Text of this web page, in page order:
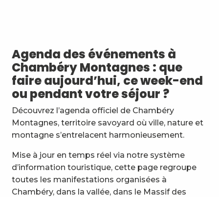
Atelier Baumes et plantes sauvages
Les Noces de Figaro
Festi'Fecl' Au Caribou
7ème Symposium de sculpture et rencontre
Initiation à la marqueterie de paille - Niveau 1
Esc'apéro aux Fruits de la Treille
Exposition : Messages/Images, graphisme d'intérêt
Exposition de peinture Martine Sainte Mareville
Festi'Fecl
Agenda des événements à
Chambéry Montagnes : que
faire aujourd’hui, ce week-end
ou pendant votre séjour ?
Découvrez l’agenda officiel de Chambéry
Montagnes, territoire savoyard où ville, nature et
montagne s’entrelacent harmonieusement.
Mise à jour en temps réel via notre système
d’information touristique, cette page regroupe
toutes les manifestations organisées à
Chambéry, dans la vallée, dans le Massif des